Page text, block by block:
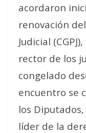
acordaron
renovación
Judicial
rector de los
congelado
encuentro se
los
líder de la